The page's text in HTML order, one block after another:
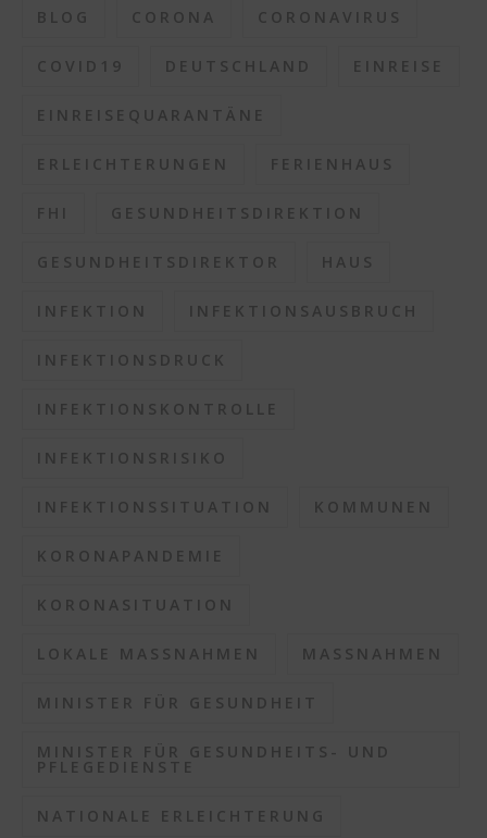
BLOG CORONA CORONAVIRUS
COVID19 DEUTSCHLAND EINREISE
EINREISEQUARANTÄNE
ERLEICHTERUNGEN FERIENHAUS
FHI GESUNDHEITSDIREKTION
GESUNDHEITSDIREKTOR HAUS
INFEKTION INFEKTIONSAUSBRUCH
INFEKTIONSDRUCK
INFEKTIONSKONTROLLE
INFEKTIONSRISIKO
INFEKTIONSSITUATION KOMMUNEN
KORONAPANDEMIE
KORONASITUATION
LOKALE MASSNAHMEN MASSNAHMEN
MINISTER FÜR GESUNDHEIT
MINISTER FÜR GESUNDHEITS- UND
PFLEGEDIENSTE
NATIONALE ERLEICHTERUNG